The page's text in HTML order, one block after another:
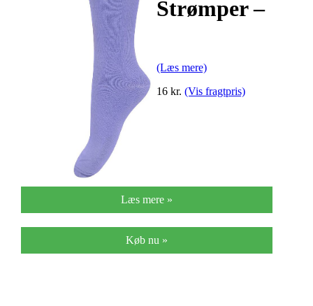
Strømper –
(Læs mere)
16 kr. (Vis fragtpris)
Læs mere »
Køb nu »